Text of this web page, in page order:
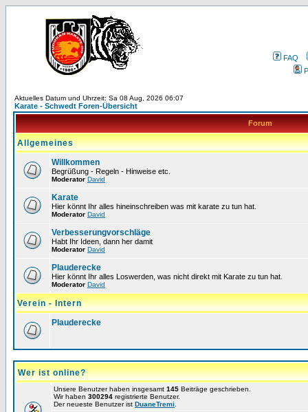
FAQ
Aktuelles Datum und Uhrzeit: Sa 08 Aug, 2026 06:07
Karate - Schwedt Foren-Übersicht
Forum
Allgemeines
Willkommen
Begrüßung - Regeln - Hinweise etc.
Moderator David
Karate
Hier könnt Ihr alles hineinschreiben was mit karate zu tun hat.
Moderator David
Verbesserungvorschläge
Habt Ihr Ideen, dann her damit
Moderator David
Plauderecke
Hier könnt Ihr alles Loswerden, was nicht direkt mit Karate zu tun hat.
Moderator David
Verein - Intern
Plauderecke
Wer ist online?
Unsere Benutzer haben insgesamt 145 Beiträge geschrieben.
Wir haben 300294 registrierte Benutzer.
Der neueste Benutzer ist DuaneTremi